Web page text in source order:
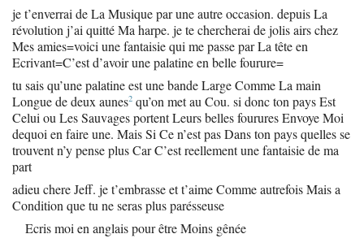
je t’enverrai de La Musique par une autre occasion. depuis La
révolution j’ai quitté Ma harpe. je te chercherai de jolis airs chez
Mes amies=voici une fantaisie qui me passe par La tête en
Ecrivant=C’est d’avoir une palatine en belle fourure=
tu sais qu’une palatine est une bande Large Comme La main
Longue de deux aunes2 qu’on met au Cou. si donc ton pays Est
Celui ou Les Sauvages portent Leurs belles fourures Envoye Moi
dequoi en faire une. Mais Si Ce n’est pas Dans ton pays quelles se
trouvent n’y pense plus Car C’est reellement une fantaisie de ma
part
adieu chere Jeff. je t’embrasse et t’aime Comme autrefois Mais a
Condition que tu ne seras plus parésseuse
Ecris moi en anglais pour être Moins gênée